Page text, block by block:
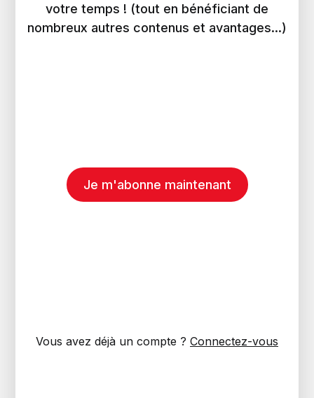
votre temps ! (tout en bénéficiant de
nombreux autres contenus et avantages...)
Je m'abonne maintenant
Vous avez déjà un compte ? Connectez-vous